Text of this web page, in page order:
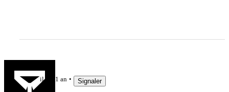
il y a 1 an Signaler